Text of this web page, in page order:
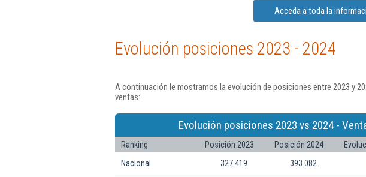
Acceda a toda la
Evolución posiciones 2023 - 2024
A continuación le mostramos la evolución de posiciones entre 2023 y
ventas:
Evolución posiciones 2023 vs 2024 -
Ranking Posición 2023 Posición 2024
Nacional
327.419 393.082